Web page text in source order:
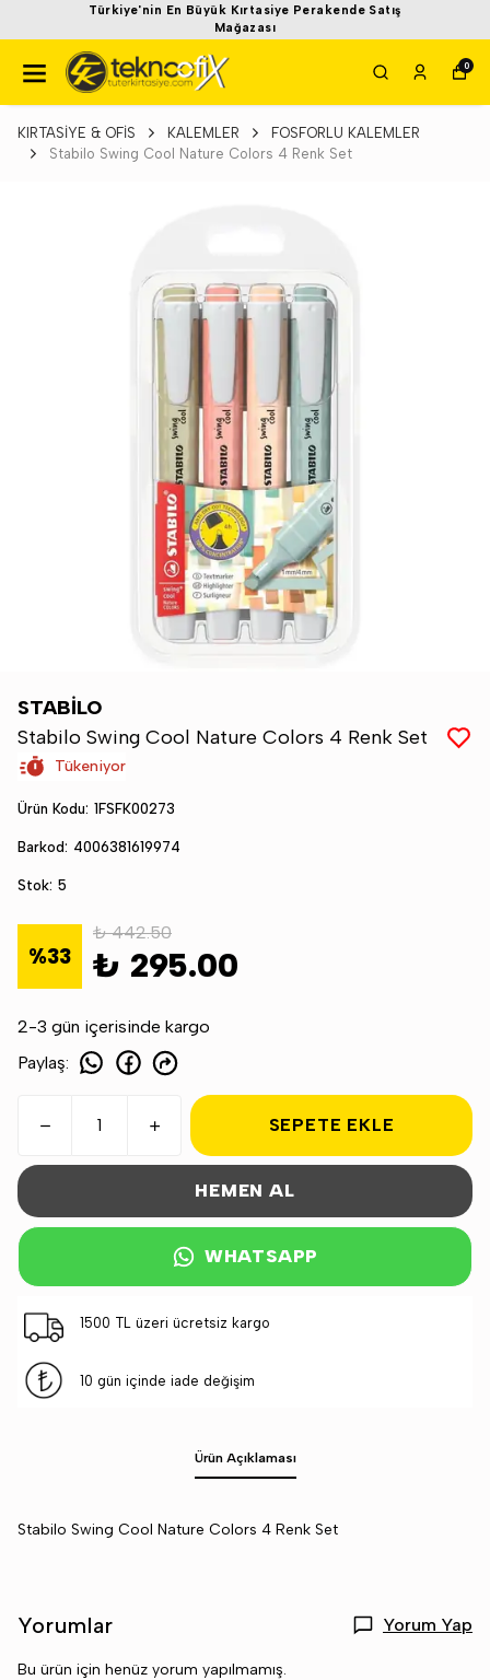
Türkiye'nin En Büyük Kırtasiye Perakende Satış
Mağazası
0
KIRTASİYE & OFİS KALEMLER
FOSFORLU KALEMLER
Stabilo Swing Cool Nature Colors 4 Renk Set
STABİLO
Stabilo Swing Cool Nature Colors 4 Renk Set
Tükeniyor
Ürün Kodu: 1FSFK00273
Barkod: 4006381619974
Stok: 5
%33
₺ 442.50
₺ 295.00
2-3 gün içerisinde kargo
Paylaş:
SEPETE EKLE
HEMEN AL
WHATSAPP
1500 TL üzeri ücretsiz kargo
10 gün içinde iade değişim
Ürün Açıklaması
Stabilo Swing Cool Nature Colors 4 Renk Set
Yorumlar Yorum Yap
Bu ürün için henüz yorum yapılmamış.